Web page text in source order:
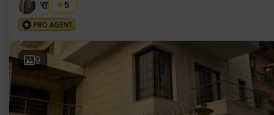
राज कुमार
5
9